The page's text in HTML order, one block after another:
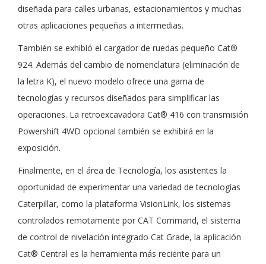
diseñada para calles urbanas, estacionamientos y muchas
otras aplicaciones pequeñas a intermedias.
También se exhibió el cargador de ruedas pequeño Cat®️
924. Además del cambio de nomenclatura (eliminación de
la letra K), el nuevo modelo ofrece una gama de
tecnologías y recursos diseñados para simplificar las
operaciones. La retroexcavadora Cat®️ 416 con transmisión
Powershift 4WD opcional también se exhibirá en la
exposición.
Finalmente, en el área de Tecnología, los asistentes la
oportunidad de experimentar una variedad de tecnologías
Caterpillar, como la plataforma VisionLink, los sistemas
controlados remotamente por CAT Command, el sistema
de control de nivelación integrado Cat Grade, la aplicación
Cat®️ Central es la herramienta más reciente para un